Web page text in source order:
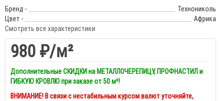
Бренд -
Технониколь
Цвет -
Африка
Смотреть все характеристики
980 ₽/м²
Дополнительные СКИДКИ на МЕТАЛЛОЧЕРЕПИЦУ, ПРОФНАСТИЛ и
ГИБКУЮ КРОВЛЮ при заказе от 50 м²!
ВНИМАНИЕ! В связи с нестабильным курсом валют уточняйте,